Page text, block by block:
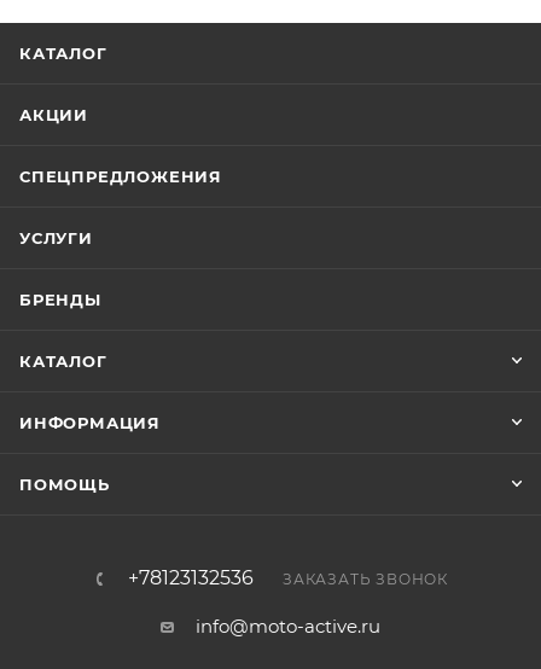
КАТАЛОГ
АКЦИИ
СПЕЦПРЕДЛОЖЕНИЯ
УСЛУГИ
БРЕНДЫ
КАТАЛОГ
ИНФОРМАЦИЯ
ПОМОЩЬ
+78123132536 ЗАКАЗАТЬ ЗВОНОК
info@moto-active.ru